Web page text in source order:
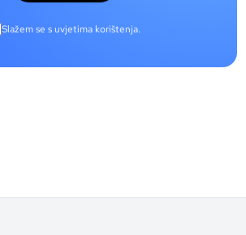
Slažem se s uvjetima korištenja.